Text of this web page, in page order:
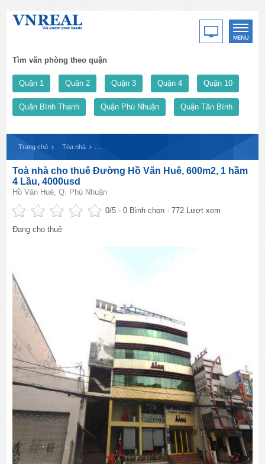
Tìm văn phòng theo quận
Quận 1 Quận 2 Quận 3 Quận 4 Quận 10
Quận Bình Thạnh Quận Phú Nhuận Quận Tân Bình
Trang chủ Tòa nhà
Toà nhà cho thuê Đường Hồ Văn Huê, 600m2, 1 hầm
4 Lầu, 4000usd
Hồ Văn Huê, Q. Phú Nhuận
0/5 -0 Bình chọn - 772 Lượt xem
Đang cho thuê